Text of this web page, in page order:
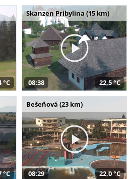
°C
Skanzen Pribylina (15 km)
08:38 22,5 °C
°C
Bešeňová (23 km)
08:29 22,0 °C